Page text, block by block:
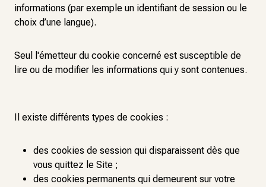
informations (par exemple un identifiant de session ou le
choix d’une langue).
Seul l'émetteur du cookie concerné est susceptible de
lire ou de modifier les informations qui y sont contenues.
Il existe différents types de cookies :
des cookies de session qui disparaissent dès que
vous quittez le Site ;
des cookies permanents qui demeurent sur votre